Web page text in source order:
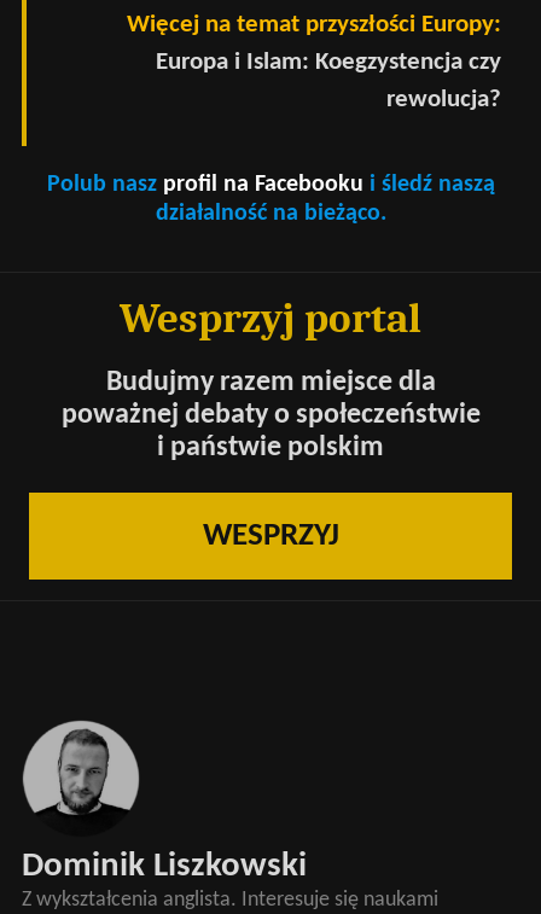
Więcej na temat przyszłości Europy:
Europa i Islam: Koegzystencja czy
rewolucja?
Polub nasz profil na Facebooku i śledź naszą
działalność na bieżąco.
Wesprzyj portal
Budujmy razem miejsce dla
poważnej debaty o społeczeństwie
i państwie polskim
WESPRZYJ
Dominik Liszkowski
Z wykształcenia anglista. Interesuje się naukami